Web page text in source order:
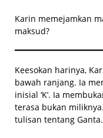
Karin memejamkan
maksud?
Keesokan harinya,
bawah ranjang. Ia
inisial ‘K’. Ia
terasa bukan
tulisan tentang Ganta.